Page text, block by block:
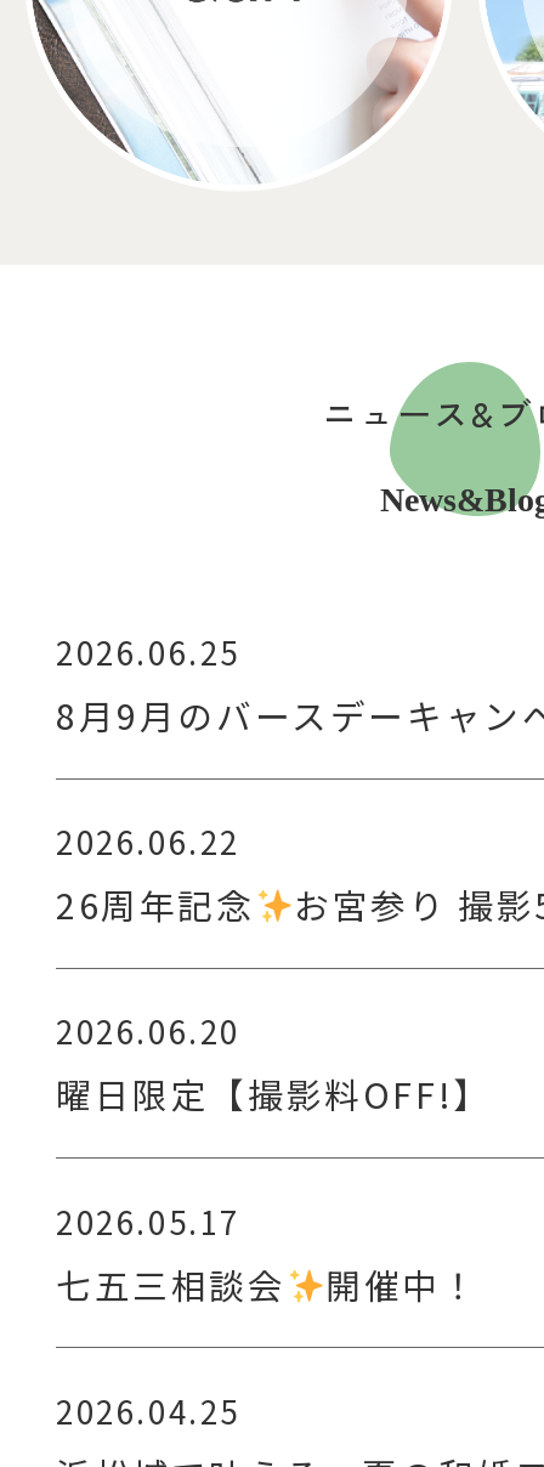
ニュース&
2026.06.25
8月9月のバースデーキャン
2026.06.22
26周年記念 お宮参り 撮
2026.06.20
曜日限定【撮影料OFF!】
2026.05.17
七五三相談会 開催中！
2026.04.25